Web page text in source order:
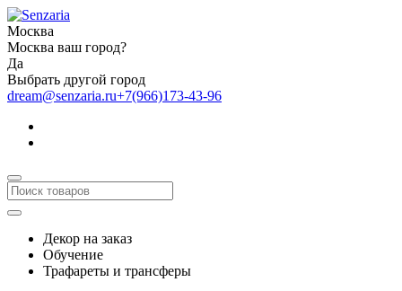
Москва
Москва ваш город?
Да
Выбрать другой город
dream@senzaria.ru+7(966)173-43-96
Декор на заказ
Обучение
Трафареты и трансферы